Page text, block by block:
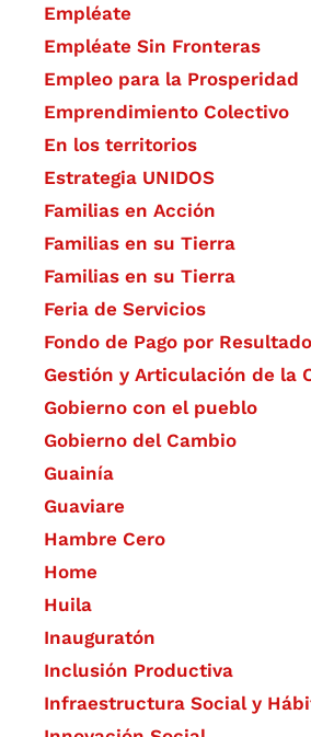
Empléate
Empléate Sin Fronteras
Empleo para la Prosperidad
Emprendimiento Colectivo
En los territorios
Estrategia UNIDOS
Familias en Acción
Familias en su Tierra
Familias en su Tierra
Feria de Servicios
Fondo de Pago por
Gestión y Articulación de la
Gobierno con el pueblo
Gobierno del Cambio
Guainía
Guaviare
Hambre Cero
Home
Huila
Inauguratón
Inclusión Productiva
Infraestructura Social y